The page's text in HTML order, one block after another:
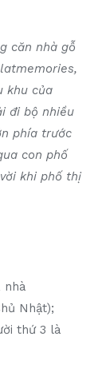
căn nhà gỗ
khu của
đi bộ nhiều
phía trước
con phố
khi phố thị
nhà
Nhật);
thứ 3 là